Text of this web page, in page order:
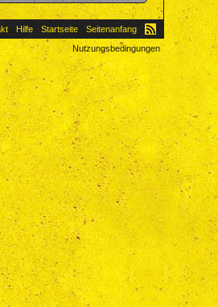
Hilfe Startseite
Seitenanfang
Nutzungsbedingungen